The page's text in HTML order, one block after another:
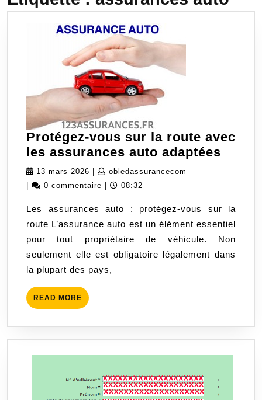
Protégez-vous sur la route avec
les assurances auto adaptées
route
avec
les
13 mars 2026 13
mars
obledassurancecom
0 commentaire 08:32
Les assurances auto : protégez-vous sur la
route L’assurance auto est un élément essentiel
pour tout propriétaire de véhicule. Non
seulement elle est obligatoire légalement dans
la plupart des pays,
READ MORE READ
MORE